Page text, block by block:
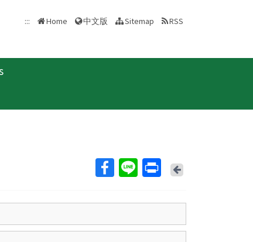
::: Home 中文版 Sitemap RSS
Back